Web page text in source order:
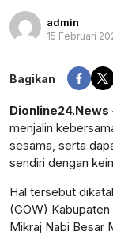
admin
15 Februari
Bagikan
Dionline24.News
menjalin
sesama, serta
sendiri dengan
Hal tersebut
(GOW)
Mikraj Nabi Besar